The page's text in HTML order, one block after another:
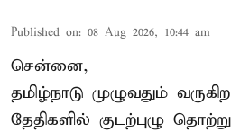
Published on: 08 Aug 2026, 10:44 am
சென்னை,
தமிழ்நாடு முழுவதும்
தேதிகளில் குடற்புழு தொற்று